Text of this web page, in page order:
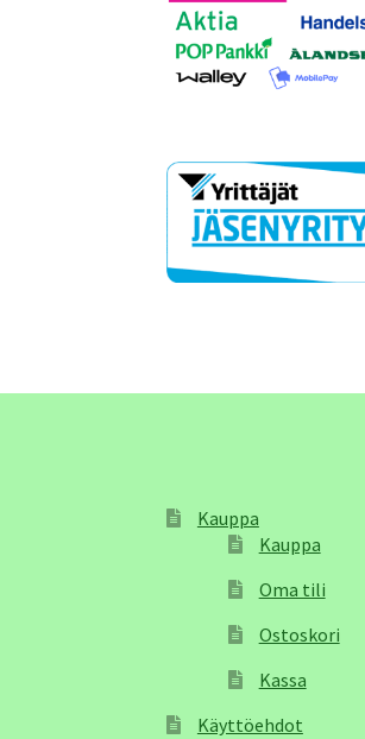
Kauppa
Kauppa
Oma tili
Ostoskori
Kassa
Käyttöehdot